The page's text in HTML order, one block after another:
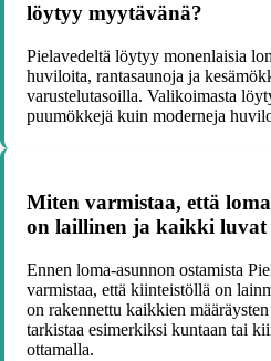
löytyy myytävänä?
Pielavedeltä löytyy monenlaisia
huviloita, rantasaunoja ja
varustelutasoilla. Valikoimasta
puumökkejä kuin moderneja
Miten varmistaa, että
on laillinen ja kaikki luvat
Ennen loma-asunnon ostamista
varmistaa, että kiinteistöllä on
on rakennettu kaikkien
tarkistaa esimerkiksi kuntaan tai
ottamalla.